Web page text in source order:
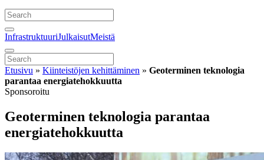
InfrastruktuuriJulkaisutMeistä
Etusivu » Kiinteistöjen kehittäminen » Geoterminen teknologia
parantaa energiatehokkuutta
Sponsoroitu
Geoterminen teknologia parantaa
energiatehokkuutta